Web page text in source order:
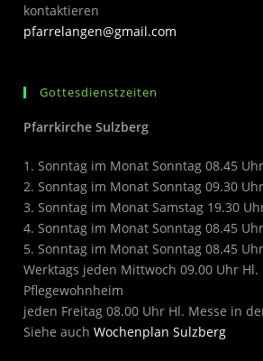
kontaktieren
pfarrelangen@gmail.com
Gottesdienstzeiten
Pfarrkirche Sulzberg
1. Sonntag im Monat Sonntag 08.45
2. Sonntag im Monat Sonntag 09.30
3. Sonntag im Monat Samstag 19.30
4. Sonntag im Monat Sonntag 08.45
5. Sonntag im Monat Sonntag 08.45
Werktags jeden Mittwoch 09.00 Uhr Hl.
Pflegewohnheim
jeden Freitag 08.00 Uhr Hl. Messe in
Siehe auchWochenplan Sulzberg